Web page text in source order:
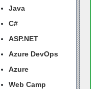
Java
C#
ASP.NET
Azure DevOps
Azure
Web Camp